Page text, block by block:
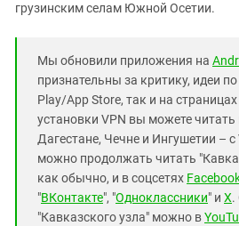
грузинским селам Южной Осетии.
Мы обновили приложения на
признательны за критику, идеи
Play/App Store, так и на
установки VPN вы можете читать
Дагестане, Чечне и Ингушетии – с
можно продолжать читать
как обычно, и в соцсетях
"ВКонтакте", "Одноклассники" и X.
"Кавказского узла" можно в